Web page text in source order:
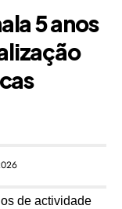
5 anos
de actividade